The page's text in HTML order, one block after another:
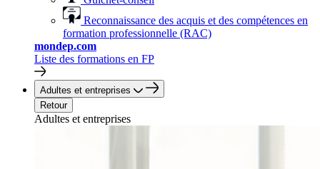
Reconnaissance des acquis et des compétences en
formation professionnelle (RAC)
mondep.com
Liste des formations en FP
Adultes et entreprises
Retour
Adultes et entreprises